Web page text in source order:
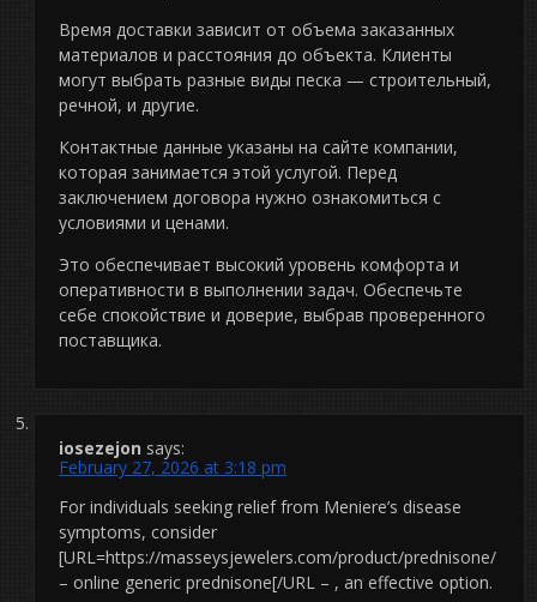
Время доставки зависит от объема заказанных
материалов и расстояния до объекта. Клиенты
могут выбрать разные виды песка — строительный,
речной, и другие.
Контактные данные указаны на сайте компании,
которая занимается этой услугой. Перед
заключением договора нужно ознакомиться с
условиями и ценами.
Это обеспечивает высокий уровень комфорта и
оперативности в выполнении задач. Обеспечьте
себе спокойствие и доверие, выбрав проверенного
поставщика.
iosezejon says:
February 27, 2026 at 3:18 pm
For individuals seeking relief from Meniere’s disease
symptoms, consider
[URL=https://masseysjewelers.com/product/prednisone/
– online generic prednisone[/URL – , an effective option.